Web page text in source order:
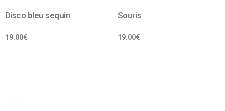
Disco bleu sequin
19.00€
Souris
19.00€